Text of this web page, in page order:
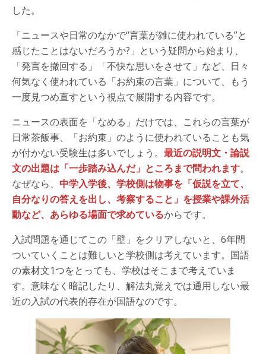
した。
「ニュースや日常のなかで“言葉が雑に使われている”と
感じたことはないだろうか?」という疑問から始まり、
「発言を撤回する」「不快な思いをさせて」など、日々
何気なく使われている「お約束の言葉」について、もう
一度見つめ直すという視点で展開する内容です。
ニュースの表面を「なめる」だけでは、これらの言葉が
日常茶飯事、「お約束」のように使われていることも気
が付かない受験生は多いでしょう。 最近の説明文・論説
文の出題は「一歩踏み込んだ」ところまで問われます。
なぜなら、 中学入学後、学校側は物事を「仮説を立て、
自分なりの答えを出し、考察すること」を授業や課外活
動など、あらゆる場面で求めているからです。
入試問題を通じてこの「壁」をクリアしないと、6年間
ついていくことは難しいと学校側は考えています。国語
の素材文1つをとっても、学校はそこまで考えていま
す。意味なく暗記したり、解法丸覚えでは通用しない最
近の入試の代表的存在が国語なのです。